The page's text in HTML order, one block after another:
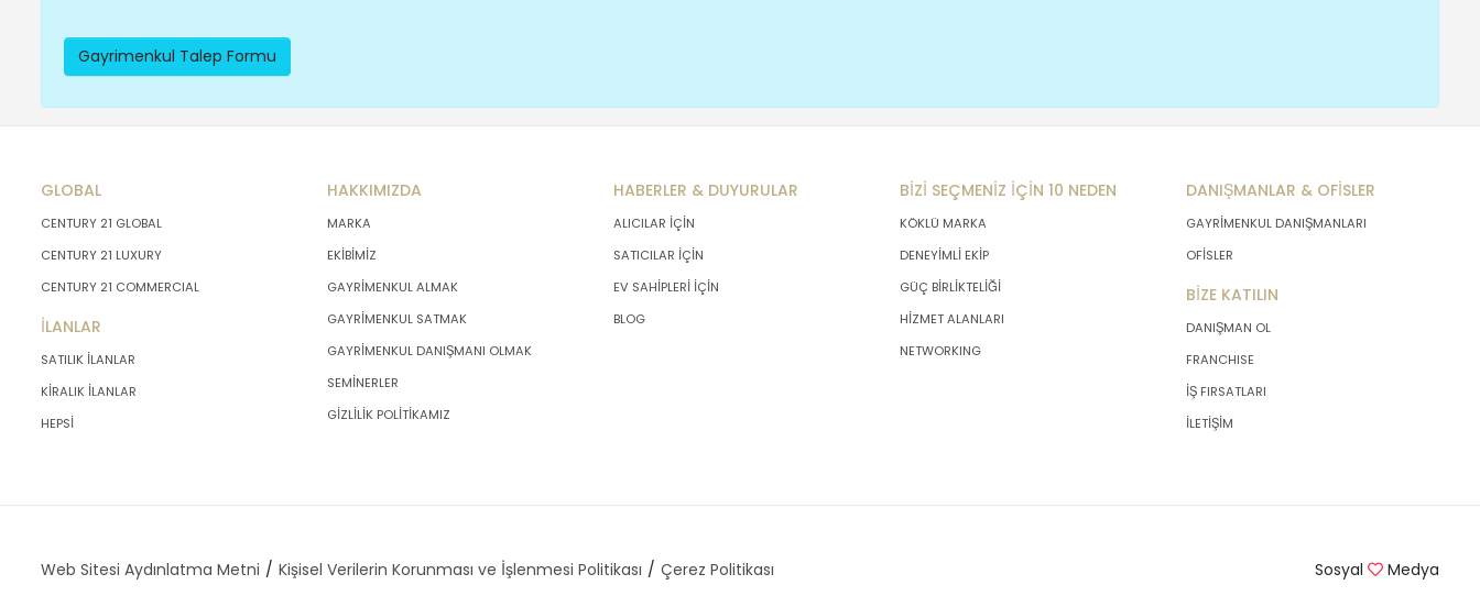
Gayrimenkul Talep Formu
GLOBAL
CENTURY 21 GLOBAL
CENTURY 21 LUXURY
CENTURY 21 COMMERCIAL
İLANLAR
SATILIK İLANLAR
KİRALIK İLANLAR
HEPSİ
HAKKIMIZDA
MARKA
EKİBİMİZ
GAYRİMENKUL ALMAK
GAYRİMENKUL SATMAK
GAYRİMENKUL DANIŞMANI OLMAK
SEMİNERLER
GİZLİLİK POLİTİKAMIZ
HABERLER & DUYURULAR
ALICILAR İÇİN
SATICILAR İÇİN
EV SAHİPLERİ İÇİN
BLOG
BİZİ SEÇMENİZ İÇİN 10 NEDEN
KÖKLÜ MARKA
DENEYİMLİ EKİP
GÜÇ BİRLİKTELİĞİ
HİZMET ALANLARI
NETWORKING
DANIŞMANLAR & OFİSLER
GAYRİMENKUL DANIŞMANLARI
OFİSLER
BİZE KATILIN
DANIŞMAN OL
FRANCHISE
İŞ FIRSATLARI
İLETİŞİM
Web Sitesi Aydınlatma Metni Kişisel Verilerin Korunması ve İşlenmesi Politikası Çerez Politikası Sosyal Medya